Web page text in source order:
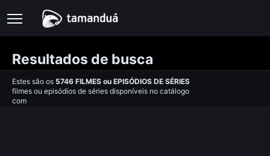
Resultados de busca
Estes são os 5746 FILMES ou EPISÓDIOS DE SÉRIES
filmes ou episódios de séries disponíveis no catálogo
com